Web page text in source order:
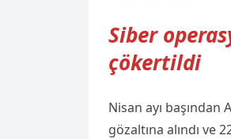
Siber
çökertildi
Nisan ayı
gözaltına alındı ve